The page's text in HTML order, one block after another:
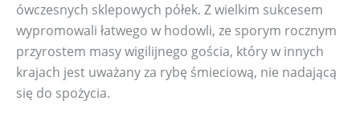
ówczesnych sklepowych półek. Z wielkim sukcesem
wypromowali łatwego w hodowli, ze sporym rocznym
przyrostem masy wigilijnego gościa, który w innych
krajach jest uważany za rybę śmieciową, nie nadającą
się do spożycia.